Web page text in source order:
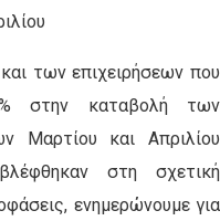
των επιχειρήσεων που
στην καταβολή των
Μαρτίου και Απριλίου
στη σχετική
ενημερώνουμε για